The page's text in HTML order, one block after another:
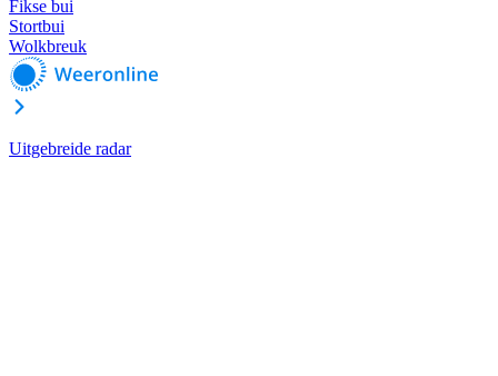
Fikse bui
Stortbui
Wolkbreuk
Uitgebreide radar